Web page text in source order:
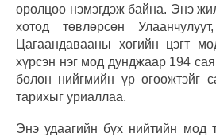
оролцоо нэмэгдэж байна. Энэ
хотод төвлөрсөн
Цагаандавааны хогийн цэгт
хүрсэн нэг мод дунджаар 194 сая
болон нийгмийн үр өгөөжтэйг
тарихыг уриаллаа.
Энэ удаагийн бүх нийтийн мод